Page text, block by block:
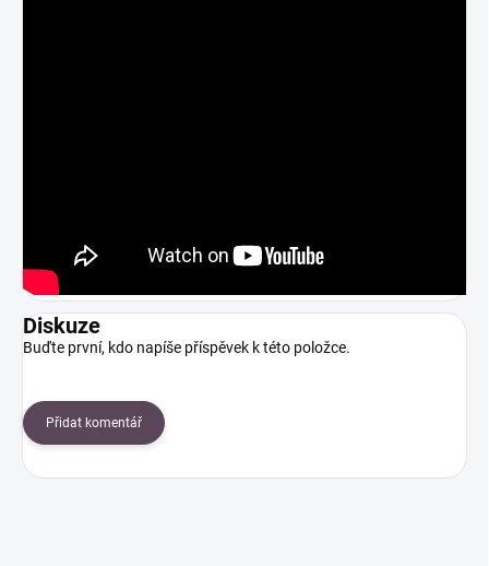
Diskuze
Buďte první, kdo napíše příspěvek k této položce.
Přidat komentář